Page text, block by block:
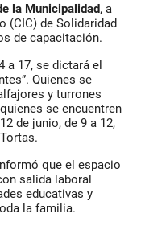
la Municipalidad, a
(CIC) de Solidaridad
de capacitación.
a 17, se dictará el
Quienes se
y turrones
se encuentren
de junio, de 9 a 12,
que el espacio
salida laboral
educativas y
la familia.